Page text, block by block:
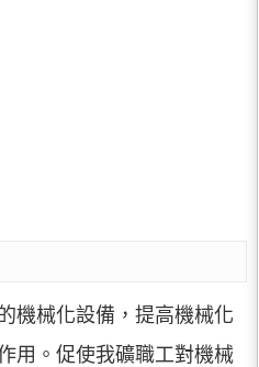
機械化設備，提高機械化
用。促使我礦職工對機械